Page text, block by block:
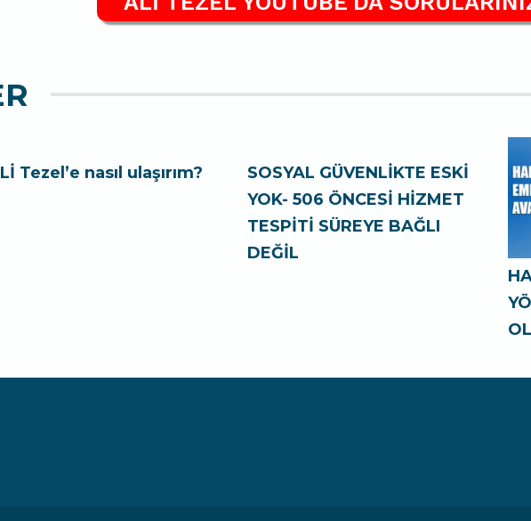
Tezel’e nasıl ulaşırım?
SOSYAL GÜVENLİKTE ESKİ
YOK- 506 ÖNCESİ HİZMET
TESPİTİ SÜREYE BAĞLI
DEĞİL